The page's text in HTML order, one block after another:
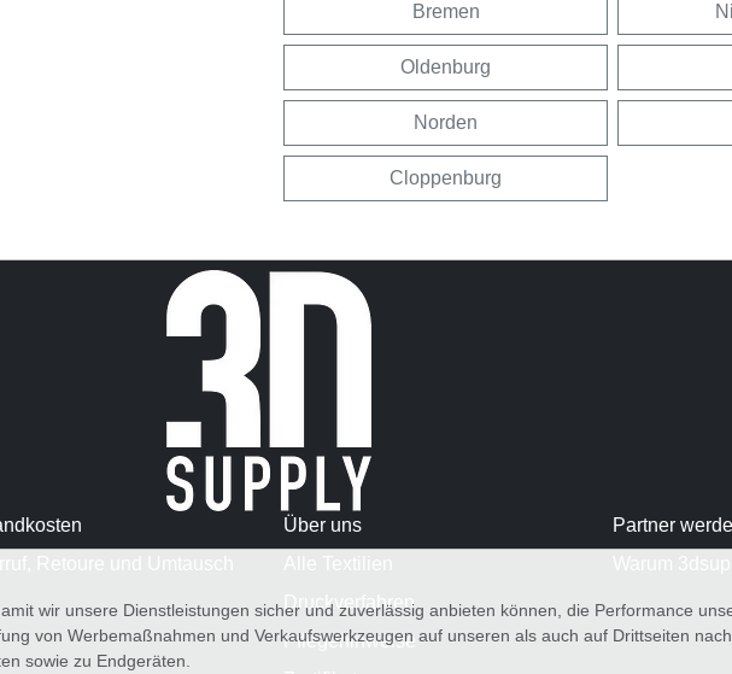
Bremen
Oldenburg
Norden
Cloppenburg
Über uns
Druckverfahren
Pflegehinweise
Partner
wir unsere Dienstleistungen sicher und zuverlässig anbieten können, die Performance
von Werbemaßnahmen und Verkaufswerkzeugen auf unseren als auch auf Drittseiten
sowie zu Endgeräten.